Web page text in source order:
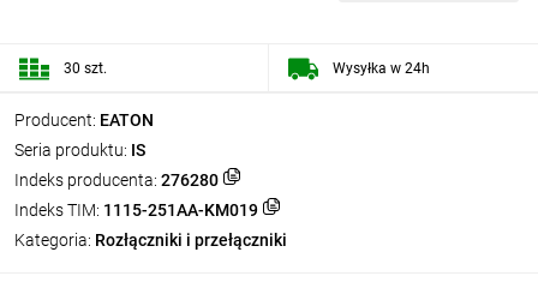
Producent: EATON
Seria produktu: IS
Indeks producenta: 276280
Indeks TIM: 1115-251AA-KM019
Kategoria: Rozłączniki i przełączniki
30 szt. Wysyłka w 24h